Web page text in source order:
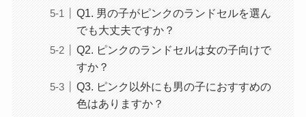
Q1. 男の子がピンクのランドセルを選ん
でも大丈夫ですか？
Q2. ピンクのランドセルは女の子向けで
すか？
Q3. ピンク以外にも男の子におすすめの
色はありますか？